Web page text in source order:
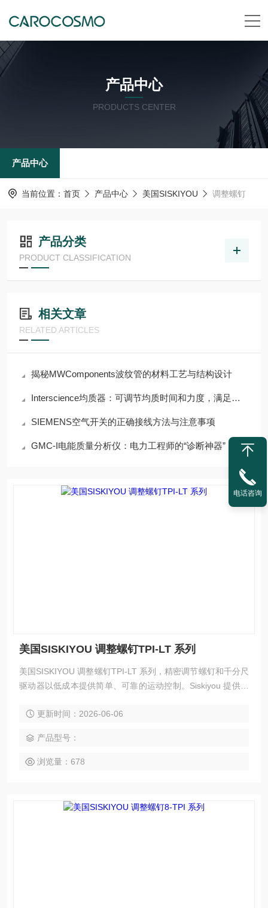
产品中心
PRODUCTS CENTER
产品中心
当前位置： 首页 产品中心 美国SISKIYOU 调整螺钉
产品分类
PRODUCT CLASSIFICATION
相关文章
RELATED ARTICLES
揭秘MWComponents波纹管的材料工艺与结构设计
Interscience均质器：可调节均质时间和力度，满足多样需求
SIEMENS空气开关的正确接线方法与注意事项
GMC-I电能质量分析仪：电力工程师的“诊断神器”
美国SISKIYOU 调整螺钉TPI-LT 系列
美国SISKIYOU 调整螺钉TPI-LT 系列，精密调节螺钉和千分尺
驱动器以低成本提供简单、可靠的运动控制。Siskiyou 提供从
3/8“ 致动器孔的线性平移平台的千分尺驱动器。差动螺钉可以
更新时间：2026-06-06
产品型号：
浏览量：678
电话咨询